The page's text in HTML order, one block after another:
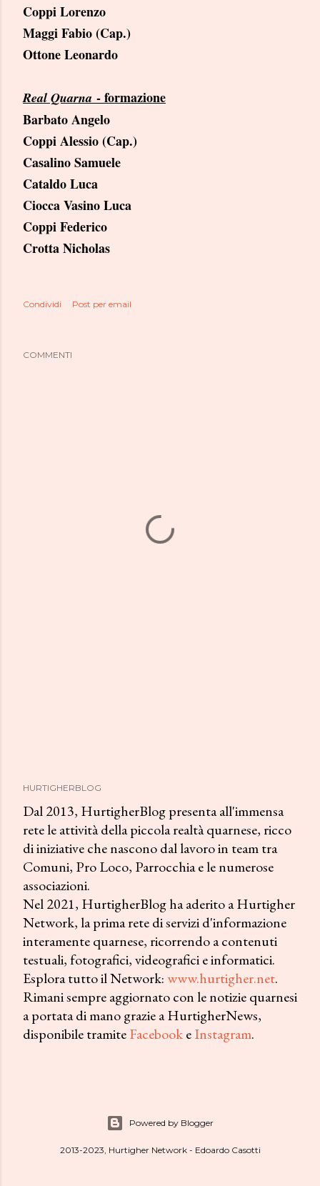
Coppi Lorenzo
Maggi Fabio (Cap.)
Ottone Leonardo
Real Quarna - formazione
Barbato Angelo
Coppi Alessio (Cap.)
Casalino Samuele
Cataldo Luca
Ciocca Vasino Luca
Coppi Federico
Crotta Nicholas
Condividi Post per email
COMMENTI
HURTIGHERBLOG
Dal 2013, HurtigherBlog presenta all'immensa
rete le attività della piccola realtà quarnese, ricco
di iniziative che nascono dal lavoro in team tra
Comuni, Pro Loco, Parrocchia e le numerose
associazioni.
Nel 2021, HurtigherBlog ha aderito a Hurtigher
Network, la prima rete di servizi d'informazione
interamente quarnese, ricorrendo a contenuti
testuali, fotografici, videografici e informatici.
Esplora tutto il Network: www.hurtigher.net.
Rimani sempre aggiornato con le notizie quarnesi
a portata di mano grazie a HurtigherNews,
disponibile tramiteFacebookeInstagram.
Powered by Blogger
2013-2023, Hurtigher Network - Edoardo Casotti